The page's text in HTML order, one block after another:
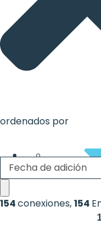
heart
the
agenda
ordenados por
Fecha de adición
154conexiones,154